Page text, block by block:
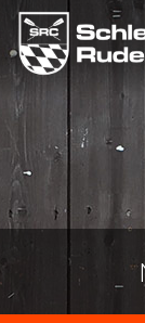
Skip
main
content